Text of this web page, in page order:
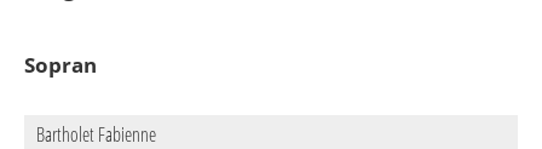
Sopran
Bartholet Fabienne